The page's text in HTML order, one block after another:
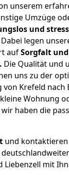
unserem
Umzüge
und
legen
aufSorgfalt und
Die Qualität und
uns zu der
Krefeld nach
Wohnung
haben die
und kontaktieren
Liebenzell mit